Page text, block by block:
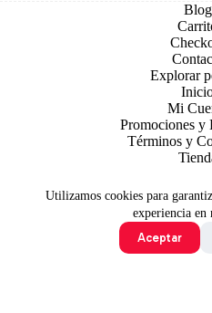
Utilizamos cookies para
experiencia en
Aceptar
Blog
Explorar
Mi
Promociones y
Términos y
Todo contenido original es sujeto